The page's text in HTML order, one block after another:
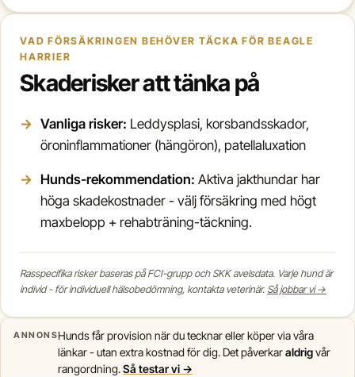
VAD FÖRSÄKRINGEN BEHÖVER TÄCKA FÖR BEAGLE
HARRIER
Skaderisker att tänka på
Vanliga risker: Leddysplasi, korsbandsskador,
öroninflammationer (hängöron), patellaluxation
Hunds-rekommendation: Aktiva jakthundar har
höga skadekostnader - välj försäkring med högt
maxbelopp + rehabträning-täckning.
Rasspecifika risker baseras på FCI-grupp och SKK avelsdata. Varje hund är
individ - för individuell hälsobedömning, kontakta veterinär. Så jobbar vi →
ANNONSHunds får provision när du tecknar eller köper via våra
länkar - utan extra kostnad för dig. Det påverkaraldrigvår
rangordning.Så testar vi →